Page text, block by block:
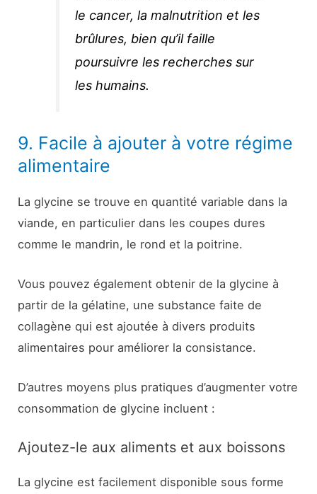
le cancer, la malnutrition et les
brûlures, bien qu’il faille
poursuivre les recherches sur
les humains.
9. Facile à ajouter à votre régime
alimentaire
La glycine se trouve en quantité variable dans la
viande, en particulier dans les coupes dures
comme le mandrin, le rond et la poitrine.
Vous pouvez également obtenir de la glycine à
partir de la gélatine, une substance faite de
collagène qui est ajoutée à divers produits
alimentaires pour améliorer la consistance.
D’autres moyens plus pratiques d’augmenter votre
consommation de glycine incluent :
Ajoutez-le aux aliments et aux boissons
La glycine est facilement disponible sous forme